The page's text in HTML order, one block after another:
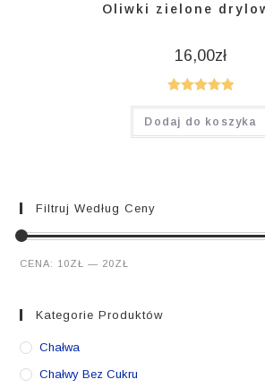
Oliwki zielone
16,00zł
Oceniono
5.00na 5
Dodaj do koszyka
Filtruj Według Ceny
Cena
Cena
CENA: 10ZŁ — 20ZŁ
Kategorie Produktów
Chałwa
Chałwy Bez Cukru